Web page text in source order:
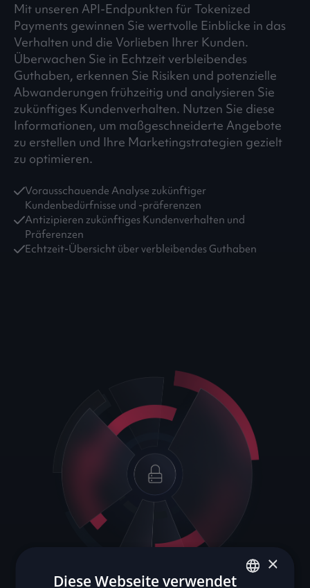
Mit unseren API-Endpunkten für Tokenized
Payments gewinnen Sie wertvolle Einblicke in das
Verhalten und die Vorlieben Ihrer Kunden.
Überwachen Sie in Echtzeit verbleibendes
Guthaben, erkennen Sie Risiken und potenzielle
Abwanderungen frühzeitig und analysieren Sie
zukünftiges Kundenverhalten. Nutzen Sie diese
Informationen, um maßgeschneiderte Angebote
zu erstellen und Ihre Marketingstrategien gezielt
zu optimieren.
Vorausschauende Analyse zukünftiger
Kundenbedürfnisse und -präferenzen
Antizipieren zukünftiges Kundenverhalten und
Präferenzen
Echtzeit-Übersicht über verbleibendes Guthaben
×
Diese Webseite verwendet